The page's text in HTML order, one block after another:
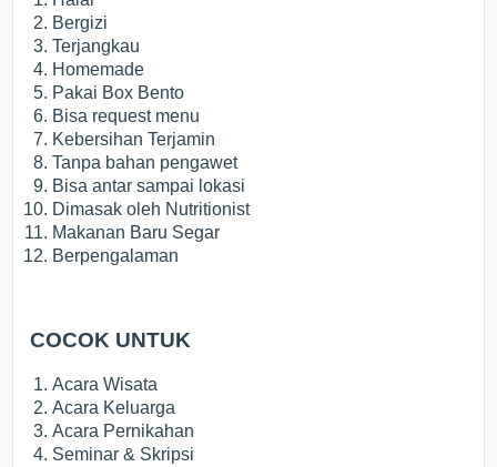
Bergizi
Terjangkau
Homemade
Pakai Box Bento
Bisa request menu
Kebersihan Terjamin
Tanpa bahan pengawet
Bisa antar sampai lokasi
Dimasak oleh Nutritionist
Makanan Baru Segar
Berpengalaman
COCOK UNTUK
Acara Wisata
Acara Keluarga
Acara Pernikahan
Seminar & Skripsi